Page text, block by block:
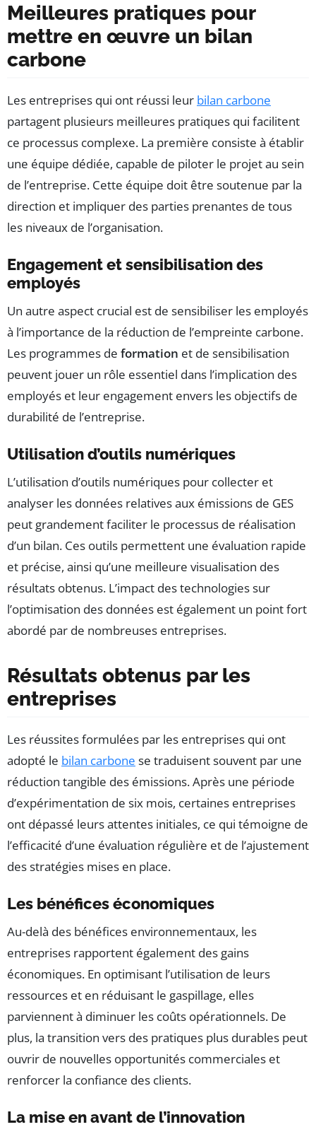
Meilleures pratiques pour
mettre en œuvre un bilan
carbone
Les entreprises qui ont réussi leur bilan carbone
partagent plusieurs meilleures pratiques qui facilitent
ce processus complexe. La première consiste à établir
une équipe dédiée, capable de piloter le projet au sein
de l’entreprise. Cette équipe doit être soutenue par la
direction et impliquer des parties prenantes de tous
les niveaux de l’organisation.
Engagement et sensibilisation des
employés
Un autre aspect crucial est de sensibiliser les employés
à l’importance de la réduction de l’empreinte carbone.
Les programmes de formation et de sensibilisation
peuvent jouer un rôle essentiel dans l’implication des
employés et leur engagement envers les objectifs de
durabilité de l’entreprise.
Utilisation d’outils numériques
L’utilisation d’outils numériques pour collecter et
analyser les données relatives aux émissions de GES
peut grandement faciliter le processus de réalisation
d’un bilan. Ces outils permettent une évaluation rapide
et précise, ainsi qu’une meilleure visualisation des
résultats obtenus. L’impact des technologies sur
l’optimisation des données est également un point fort
abordé par de nombreuses entreprises.
Résultats obtenus par les
entreprises
Les réussites formulées par les entreprises qui ont
adopté le bilan carbone se traduisent souvent par une
réduction tangible des émissions. Après une période
d’expérimentation de six mois, certaines entreprises
ont dépassé leurs attentes initiales, ce qui témoigne de
l’efficacité d’une évaluation régulière et de l’ajustement
des stratégies mises en place.
Les bénéfices économiques
Au-delà des bénéfices environnementaux, les
entreprises rapportent également des gains
économiques. En optimisant l’utilisation de leurs
ressources et en réduisant le gaspillage, elles
parviennent à diminuer les coûts opérationnels. De
plus, la transition vers des pratiques plus durables peut
ouvrir de nouvelles opportunités commerciales et
renforcer la confiance des clients.
La mise en avant de l’innovation